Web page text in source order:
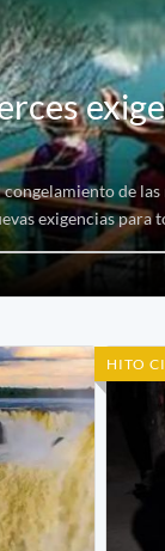
de
exigencias para
HITO